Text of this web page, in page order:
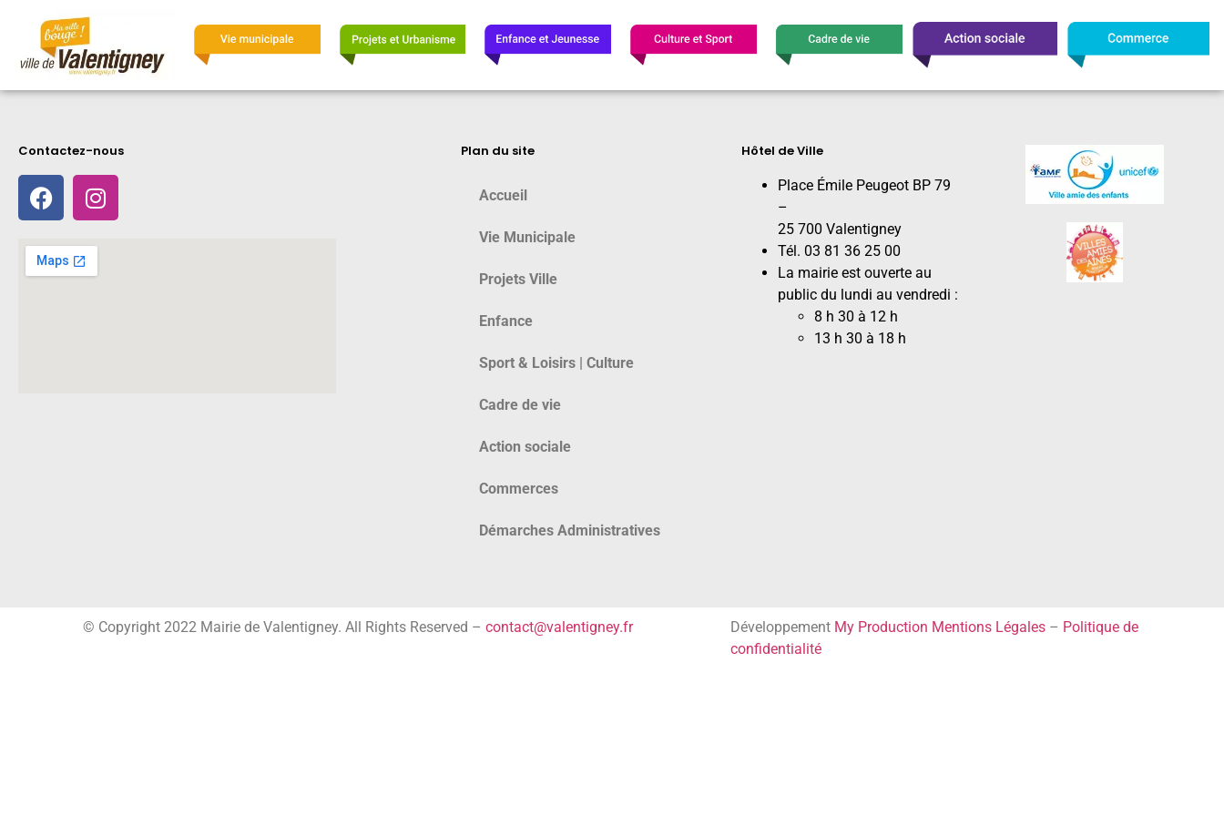
Contactez-nous Plan du site
Accueil
Vie Municipale
Projets Ville
Enfance
Sport & Loisirs | Culture
Cadre de vie
Action sociale
Commerces
Démarches Administratives
Hôtel de Ville
Place Émile Peugeot BP 79
–
25 700 Valentigney
Tél. 03 81 36 25 00
La mairie est ouverte au
public du lundi au vendredi :
8 h 30 à 12 h
13 h 30 à 18 h
© Copyright 2022 Mairie de Valentigney. All Rights Reserved – contact@valentigney.fr Développement My Production Mentions Légales– Politique de
confidentialité